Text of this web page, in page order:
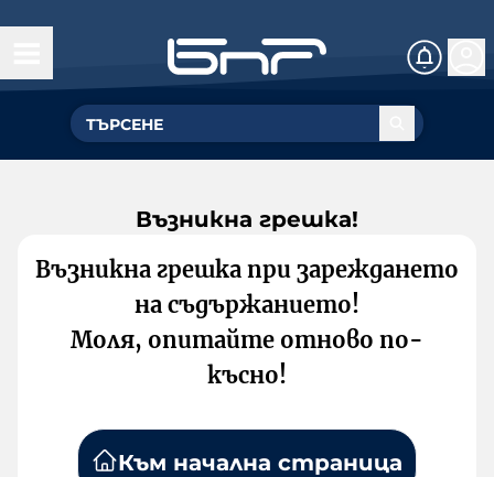
Възникна грешка!
Възникна грешка при зареждането
на съдържанието!
Моля, опитайте отново по-
късно!
Към начална страница